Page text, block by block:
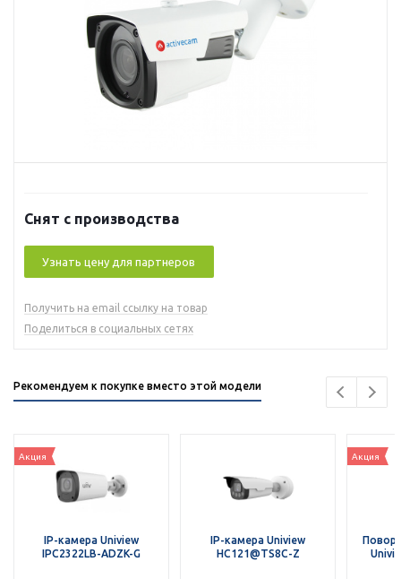
Снят с производства
Узнать цену для партнеров
Получить на email ссылку на товар
Поделиться в социальных сетях
Рекомендуем к покупке вместо этой модели
Акция
IP-камера Uniview
IPC2322LB-ADZK-G
IP-камера Uniview
HC121@TS8C-Z
Акция